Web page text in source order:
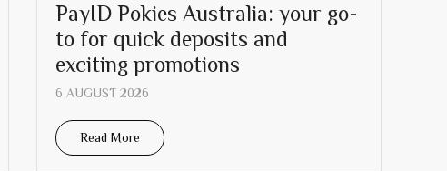
PayID Pokies Australia: your go-
to for quick deposits and
exciting promotions
6 AUGUST 2026
Read More